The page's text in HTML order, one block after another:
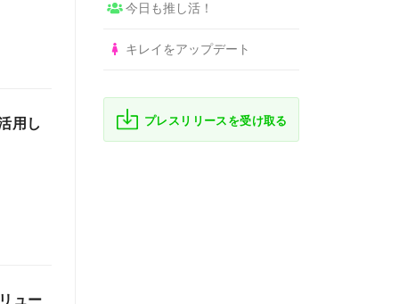
用し
ュー
今日も推し活！
キレイをアップデート
プレスリリースを受け取る